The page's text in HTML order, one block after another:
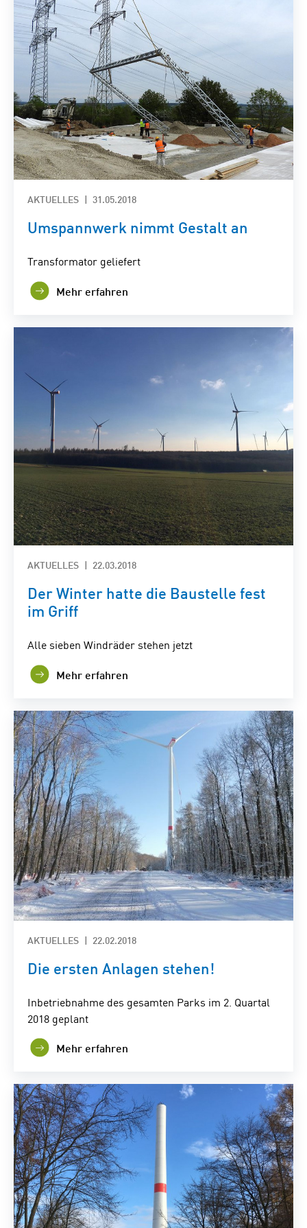
AKTUELLES 31.05.2018
Umspannwerk nimmt Gestalt an
Transformator geliefert
Mehr erfahren
AKTUELLES 22.03.2018
Der Winter hatte die Baustelle fest
im Griff
Alle sieben Windräder stehen jetzt
Mehr erfahren
AKTUELLES 22.02.2018
Die ersten Anlagen stehen!
Inbetriebnahme des gesamten Parks im 2. Quartal
2018 geplant
Mehr erfahren